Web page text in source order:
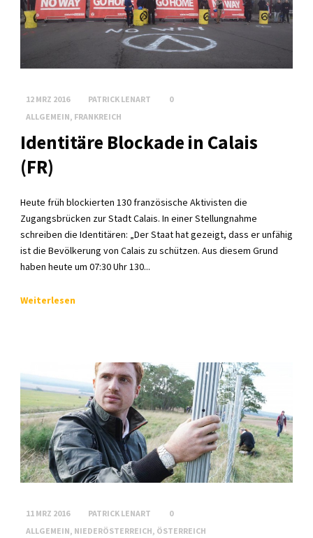
12 MRZ 2016 PATRICK LENART
0
ALLGEMEIN, FRANKREICH
Identitäre Blockade in Calais
(FR)
Heute früh blockierten 130 französische Aktivisten die
Zugangsbrücken zur Stadt Calais. In einer Stellungnahme
schreiben die Identitären: „Der Staat hat gezeigt, dass er unfähig
ist die Bevölkerung von Calais zu schützen. Aus diesem Grund
haben heute um 07:30 Uhr 130...
Weiterlesen
11 MRZ 2016 PATRICK LENART
0
ALLGEMEIN NIEDERÖSTERREICH ÖSTERREICH